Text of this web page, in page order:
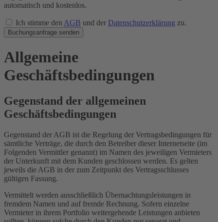
automatisch und kostenlos.
Ich stimme den AGB und der Datenschutzerklärung zu.
Buchungsanfrage senden
Allgemeine
Geschäftsbedingungen
Gegenstand der allgemeinen
Geschäftsbedingungen
Gegenstand der AGB ist die Regelung der Vertragsbedingungen für
sämtliche Verträge, die durch den Betreiber dieser Internetseite (im
Folgenden Vermittler genannt) im Namen des jeweiligen Vermieters
der Unterkunft mit dem Kunden geschlossen werden. Es gelten
jeweils die AGB in der zum Zeitpunkt des Vertragsschlusses
gültigen Fassung.
Vermittelt werden ausschließlich Übernachtungsleistungen in
fremdem Namen und auf fremde Rechnung. Sofern einzelne
Vermieter in ihrem Portfolio weitergehende Leistungen anbieten